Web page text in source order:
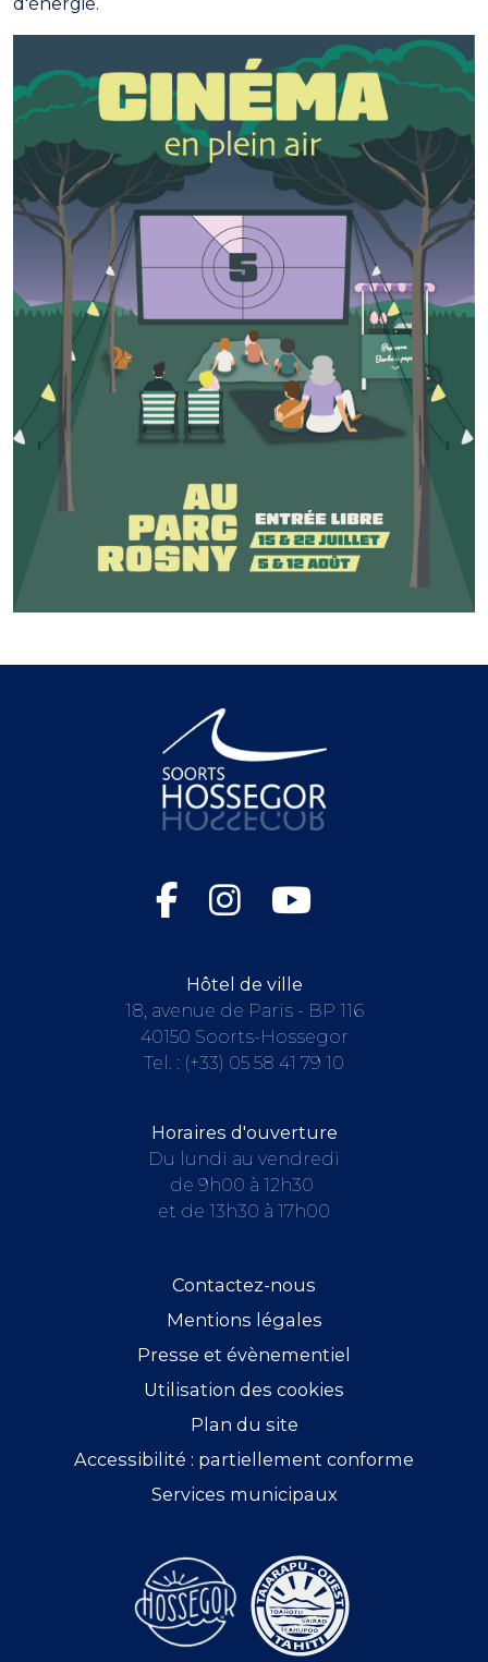
Hôtel de ville
18, avenue de Paris - BP 116
40150 Soorts-Hossegor
Tel. : (+33) 05 58 41 79 10
Horaires d'ouverture
Du lundi au vendredi
de 9h00 à 12h30
et de 13h30 à 17h00
Contactez-nous
Mentions légales
Presse et évènementiel
Utilisation des cookies
Plan du site
Accessibilité : partiellement conforme
Services municipaux